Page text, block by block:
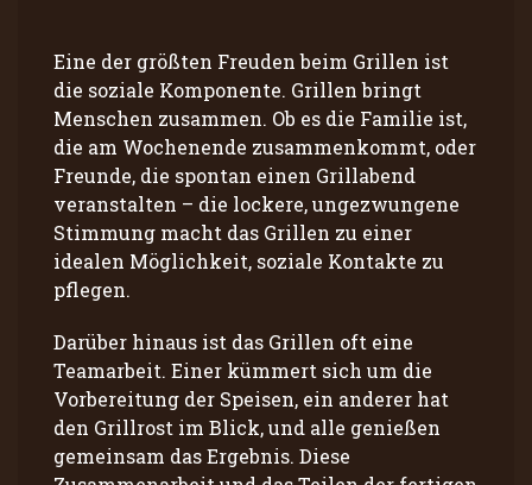
Eine der größten Freuden beim Grillen ist
die soziale Komponente. Grillen bringt
Menschen zusammen. Ob es die Familie ist,
die am Wochenende zusammenkommt, oder
Freunde, die spontan einen Grillabend
veranstalten – die lockere, ungezwungene
Stimmung macht das Grillen zu einer
idealen Möglichkeit, soziale Kontakte zu
pflegen.
Darüber hinaus ist das Grillen oft eine
Teamarbeit. Einer kümmert sich um die
Vorbereitung der Speisen, ein anderer hat
den Grillrost im Blick, und alle genießen
gemeinsam das Ergebnis. Diese